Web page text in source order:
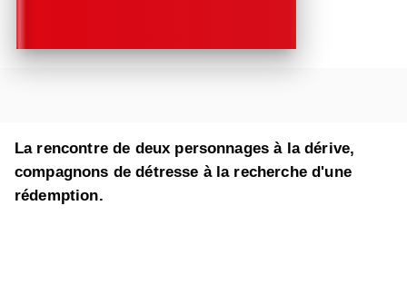
La rencontre de deux personnages à la dérive,
compagnons de détresse à la recherche d'une
rédemption.